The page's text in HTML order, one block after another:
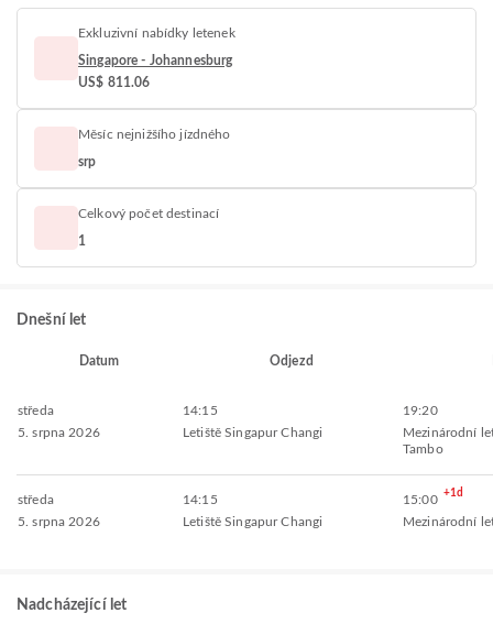
Exkluzivní nabídky letenek
Singapore - Johannesburg
US$ 811.06
Měsíc nejnižšího jízdného
srp
Celkový počet destinací
1
Dnešní let
Datum Odjezd
středa
5. srpna 2026
14:15
Letiště Singapur Changi
19:20
Mezinárodní
Tambo
středa
5. srpna 2026
14:15
Letiště Singapur Changi
15:00 +1d
Mezinárodní
Nadcházející let